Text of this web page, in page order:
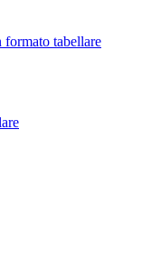
tabellare